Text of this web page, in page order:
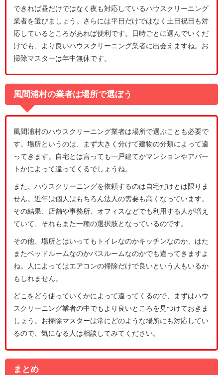
できれば昼だけではなく夜も対応しているハウスクリーニング
業者を選びましょう。さらには平日だけではなく土日祝日も対
応しているところがあれば便利です。日時ごとに選んでいくだ
けでも、より良いハウスクリーニング業者に出会えますね。お
掃除マスターは年中無休です。
風間浦村の業者は場所で選ぼう
風間浦村のハウスクリーニング業者は場所で選ぶことも必要で
す。場所というのは、まず大きく分けて建物の分類によって違
ってきます。自宅とは言っても一戸建てかマンションやアパー
トかによって違ってくるでしょうね。
また、ハウスクリーニングを依頼するのは自宅だけとは限りま
せん。近年は個人はもちろん法人の需要も高くなっています。
その結果、店舗や事務所、オフィスなどでも利用する人が増え
ていて、それもまた一種の選択肢となっているのです。
その他、場所とはいってもトイレなのかキッチンなのか、はた
またベッドルームなのかバスルームなのかでも違ってきますよ
ね。人によってはエアコンの掃除だけで良いという人もいるか
もしれません。
どこをどう使っていくかによって違ってくるので、まずはハウ
スクリーニング業者の中でもより良いところを見つけておきま
しょう。お掃除マスターは常にどのような場所にも対応してい
るので、気になる人は相談してみてください。
まとめ